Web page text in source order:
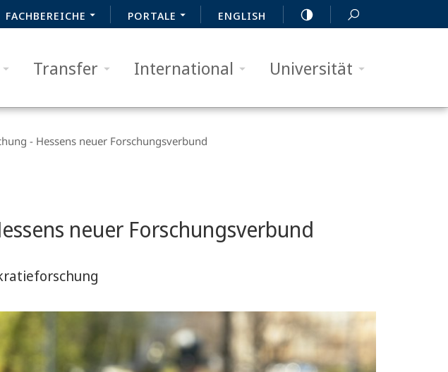
FACHBEREICHE PORTALE ENGLISH
Transfer International Universität
- Hessens neuer Forschungsverbund
neuer Forschungsverbund